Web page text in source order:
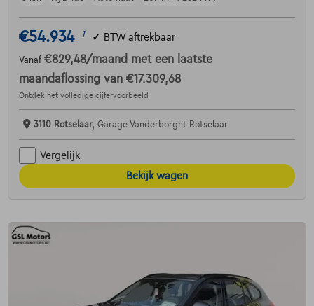
€54.934 1 ✓ BTW aftrekbaar
Vanaf €829,48/maand met een laatste
maandaflossing van €17.309,68
Ontdek het volledige cijfervoorbeeld
3110 Rotselaar, Garage Vanderborght Rotselaar
Vergelijk
Bekijk wagen